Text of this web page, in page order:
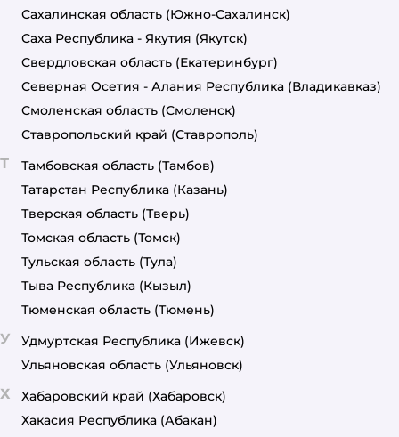
Сахалинская область (Южно-Сахалинск)
Саха Республика - Якутия (Якутск)
Свердловская область (Екатеринбург)
Северная Осетия - Алания Республика (Владикавказ)
Смоленская область (Смоленск)
Ставропольский край (Ставрополь)
Т Тамбовская область (Тамбов)
Татарстан Республика (Казань)
Тверская область (Тверь)
Томская область (Томск)
Тульская область (Тула)
Тыва Республика (Кызыл)
Тюменская область (Тюмень)
У Удмуртская Республика (Ижевск)
Ульяновская область (Ульяновск)
Х Хабаровский край (Хабаровск)
Хакасия Республика (Абакан)